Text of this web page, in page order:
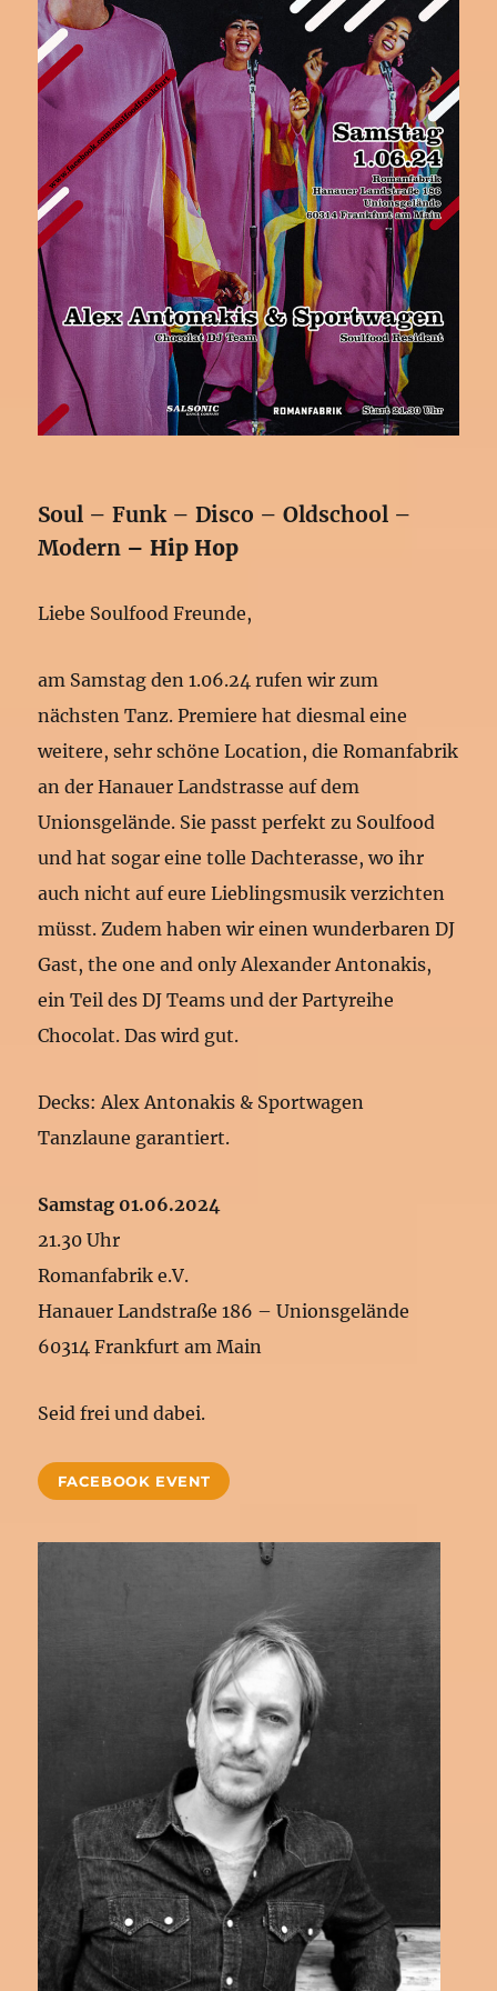
Soul – Funk – Disco – Oldschool –
Modern – Hip Hop
Liebe Soulfood Freunde,
am Samstag den 1.06.24 rufen wir zum
nächsten Tanz. Premiere hat diesmal eine
weitere, sehr schöne Location, die Romanfabrik
an der Hanauer Landstrasse auf dem
Unionsgelände. Sie passt perfekt zu Soulfood
und hat sogar eine tolle Dachterasse, wo ihr
auch nicht auf eure Lieblingsmusik verzichten
müsst. Zudem haben wir einen wunderbaren DJ
Gast, the one and only Alexander Antonakis,
ein Teil des DJ Teams und der Partyreihe
Chocolat. Das wird gut.
Decks: Alex Antonakis & Sportwagen
Tanzlaune garantiert.
Samstag 01.06.2024
21.30 Uhr
Romanfabrik e.V.
Hanauer Landstraße 186 – Unionsgelände
60314 Frankfurt am Main
Seid frei und dabei.
FACEBOOK EVENT